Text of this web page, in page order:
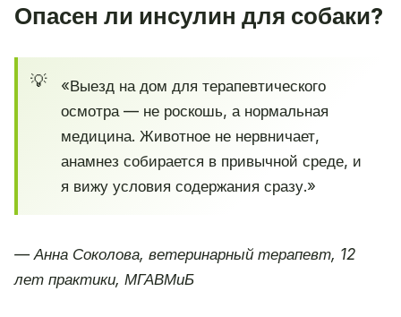
Опасен ли инсулин для собаки?
«Выезд на дом для терапевтического
осмотра — не роскошь, а нормальная
медицина. Животное не нервничает,
анамнез собирается в привычной среде, и
я вижу условия содержания сразу.»
— Анна Соколова, ветеринарный терапевт, 12
лет практики, МГАВМиБ